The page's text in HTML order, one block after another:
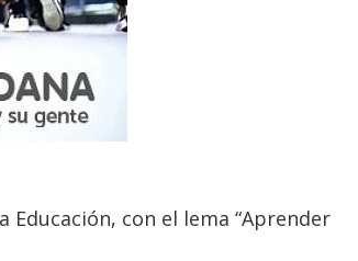
Educación, con el lema “Aprender